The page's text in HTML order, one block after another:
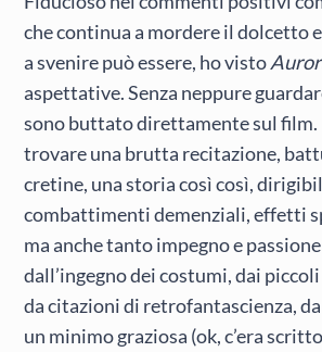
che continua a mordere il dolcetto
a svenire può essere, ho visto
aspettative. Senza neppure
sono buttato direttamente sul film.
trovare una brutta recitazione,
cretine, una storia così così,
combattimenti demenziali, effetti
ma anche tanto impegno e
dall’ingegno dei costumi, dai
da citazioni di retrofantascienza,
un minimo graziosa (ok, c’era scritto